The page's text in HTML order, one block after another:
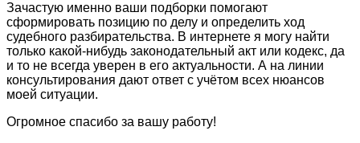
Зачастую именно ваши подборки помогают
сформировать позицию по делу и определить ход
судебного разбирательства. В интернете я могу найти
только какой-нибудь законодательный акт или кодекс, да
и то не всегда уверен в его актуальности. А на линии
консультирования дают ответ с учётом всех нюансов
моей ситуации.
Огромное спасибо за вашу работу!